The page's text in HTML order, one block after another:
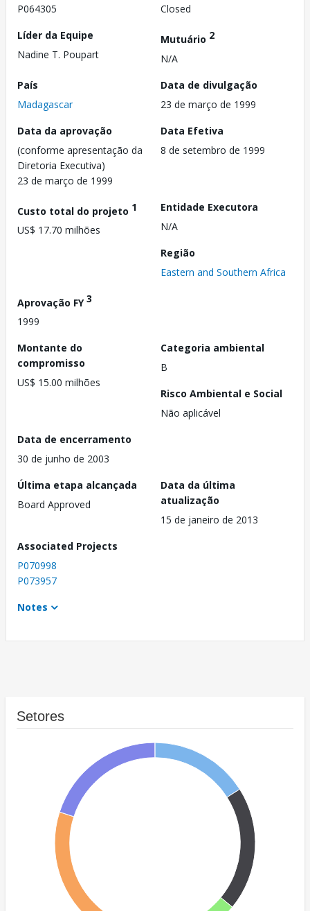
P064305
Closed
Líder da Equipe
Nadine T. Poupart
Mutuário 2
N/A
País
Madagascar
Data de divulgação
23 de março de 1999
Data da aprovação
(conforme apresentação da
Diretoria Executiva)
23 de março de 1999
Data Efetiva
8 de setembro de 1999
Custo total do projeto 1
US$ 17.70 milhões
Entidade Executora
N/A
Região
Eastern and Southern Africa
Aprovação FY3
1999
Montante do
compromisso
US$ 15.00 milhões
Categoria ambiental
B
Risco Ambiental e Social
Não aplicável
Data de encerramento
30 de junho de 2003
Última etapa alcançada
Board Approved
Data da última
atualização
15 de janeiro de 2013
Associated Projects
P070998
P073957
Notes
Setores